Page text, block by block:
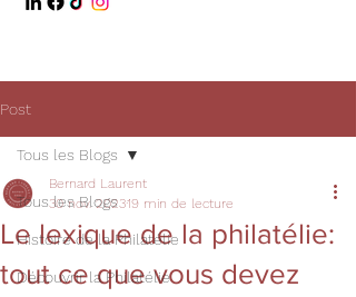
Post
Tous les Blogs
Histoire de la Philatélie
Découvrir la Philatélie
Tous les Blogs
Le lexique de la philatélie:
tout ce que vous devez
Bernard Laurent
30 nov. 202319 min de lecture